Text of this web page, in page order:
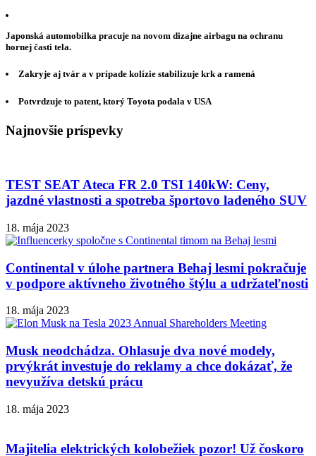
Japonská automobilka pracuje na novom dizajne airbagu na ochranu
hornej časti tela.
Zakryje aj tvár a v prípade kolízie stabilizuje krk a ramená
Potvrdzuje to patent, ktorý Toyota podala v USA
Najnovšie príspevky
TEST SEAT Ateca FR 2.0 TSI 140kW: Ceny,
jazdné vlastnosti a spotreba športovo ladeného SUV
18. mája 2023
Continental v úlohe partnera Behaj lesmi pokračuje
v podpore aktívneho životného štýlu a udržateľnosti
18. mája 2023
Musk neodchádza. Ohlasuje dva nové modely,
prvýkrát investuje do reklamy a chce dokázať, že
nevyužíva detskú prácu
18. mája 2023
Majitelia elektrických kolobežiek pozor! Už čoskoro